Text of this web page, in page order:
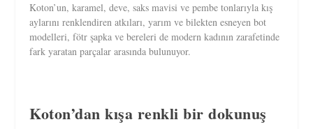
Koton’un, karamel, deve, saks mavisi ve pembe tonlarıyla kış
aylarını renklendiren atkıları, yarım ve bilekten esneyen bot
modelleri, fötr şapka ve bereleri de modern kadının zarafetinde
fark yaratan parçalar arasında bulunuyor.
Koton’dan kışa renkli bir dokunuş